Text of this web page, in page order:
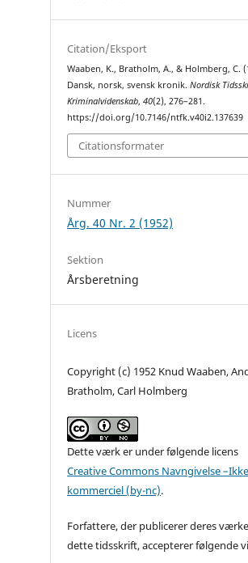
Citation/Eksport
Waaben, K., Bratholm, A., & Holmberg, C.
Dansk, norsk, svensk kronik.Nordisk
Kriminalvidenskab,40(2), 276–281.
https://doi.org/10.7146/ntfk.v40i2.137639
Citationsformater
Nummer
Årg. 40 Nr. 2 (1952)
Sektion
Årsberetning
Licens
Copyright (c) 1952 Knud Waaben,
Bratholm, Carl Holmberg
Dette værk er under følgende licens
Creative Commons Navngivelse
kommerciel (by-nc).
Forfattere, der publicerer deres
dette tidsskrift, accepterer følgende